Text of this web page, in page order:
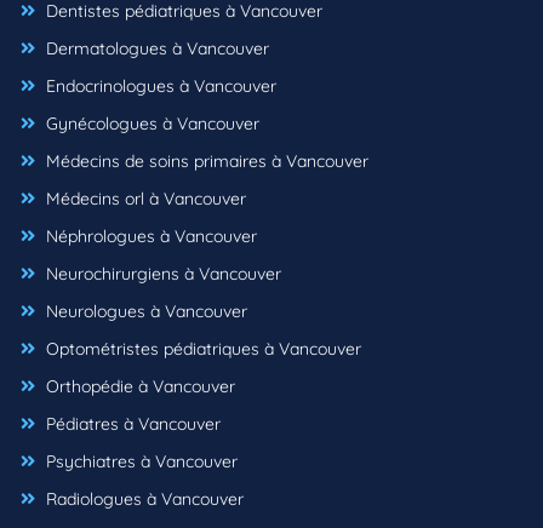
Dentistes pédiatriques à Vancouver
Dermatologues à Vancouver
Endocrinologues à Vancouver
Gynécologues à Vancouver
Médecins de soins primaires à Vancouver
Médecins orl à Vancouver
Néphrologues à Vancouver
Neurochirurgiens à Vancouver
Neurologues à Vancouver
Optométristes pédiatriques à Vancouver
Orthopédie à Vancouver
Pédiatres à Vancouver
Psychiatres à Vancouver
Radiologues à Vancouver